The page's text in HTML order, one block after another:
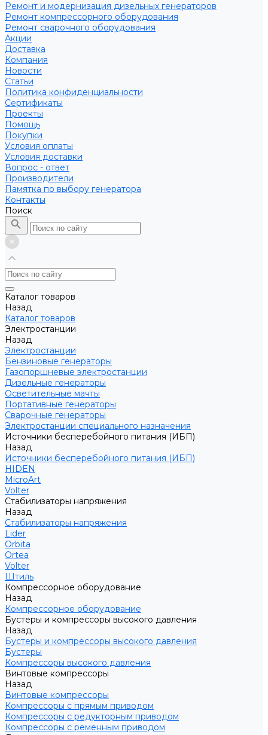
Ремонт и модернизация дизельных генераторов
Ремонт компрессорного оборудования
Ремонт сварочного оборудования
Акции
Доставка
Компания
Новости
Статьи
Политика конфиденциальности
Сертификаты
Проекты
Помощь
Покупки
Условия оплаты
Условия доставки
Вопрос - ответ
Производители
Памятка по выбору генератора
Контакты
Поиск
Каталог товаров
Назад
Каталог товаров
Электростанции
Назад
Электростанции
Бензиновые генераторы
Газопоршневые электростанции
Дизельные генераторы
Осветительные мачты
Портативные генераторы
Сварочные генераторы
Электростанции специального назначения
Источники бесперебойного питания (ИБП)
Назад
Источники бесперебойного питания (ИБП)
HIDEN
MicroArt
Volter
Стабилизаторы напряжения
Назад
Стабилизаторы напряжения
Lider
Orbita
Ortea
Volter
Штиль
Компрессорное оборудование
Назад
Компрессорное оборудование
Бустеры и компрессоры высокого давления
Назад
Бустеры и компрессоры высокого давления
Бустеры
Компрессоры высокого давления
Винтовые компрессоры
Назад
Винтовые компрессоры
Компрессоры с прямым приводом
Компрессоры с редукторным приводом
Компрессоры с ременным приводом